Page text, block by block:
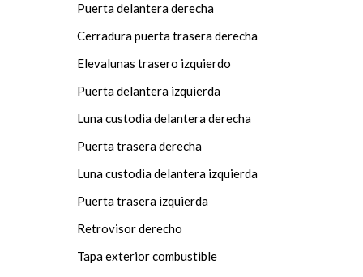
Puerta delantera derecha
Cerradura puerta trasera derecha
Elevalunas trasero izquierdo
Puerta delantera izquierda
Luna custodia delantera derecha
Puerta trasera derecha
Luna custodia delantera izquierda
Puerta trasera izquierda
Retrovisor derecho
Tapa exterior combustible